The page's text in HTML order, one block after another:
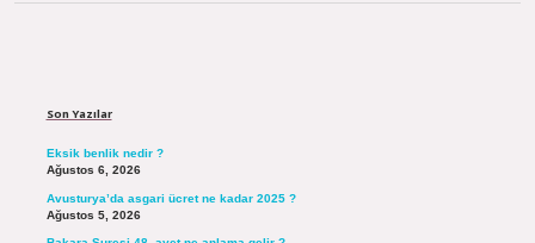
Son Yazılar
Eksik benlik nedir ?
Ağustos 6, 2026
Avusturya’da asgari ücret ne kadar 2025 ?
Ağustos 5, 2026